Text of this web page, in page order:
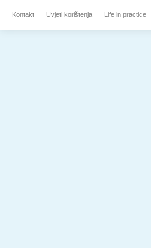
Kontakt Uvjeti korištenja Life in practice